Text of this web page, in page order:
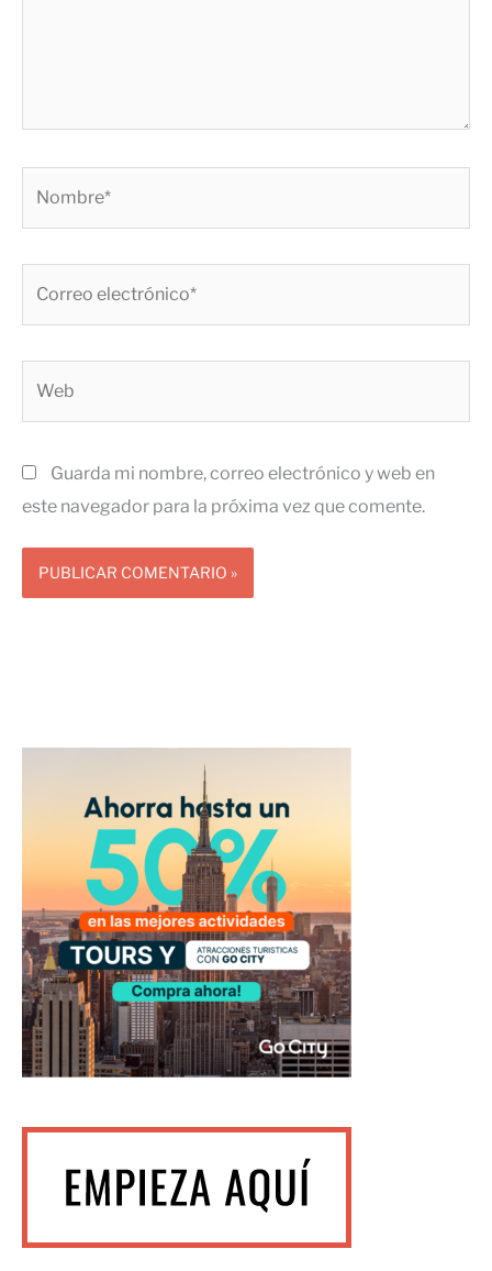
Guarda mi nombre, correo electrónico y web en
este navegador para la próxima vez que comente.